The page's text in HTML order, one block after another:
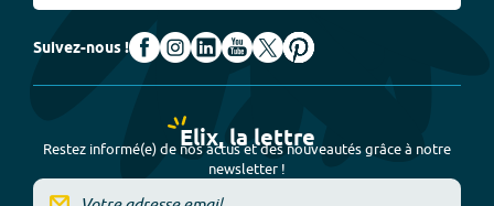
Suivez-nous !
Elix, la lettre
Restez informé(e) de nos actus et des nouveautés grâce à notre
newsletter !